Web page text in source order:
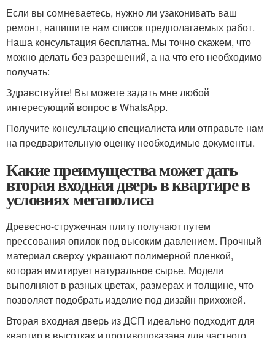
Если вы сомневаетесь, нужно ли узаконивать ваш
ремонт, напишите нам список предполагаемых работ.
Наша консультация бесплатна. Мы точно скажем, что
можно делать без разрешений, а на что его необходимо
получать:
Здравствуйте! Вы можете задать мне любой
интересующий вопрос в WhatsApp.
Получите консультацию специалиста или отправьте нам
на предварительную оценку необходимые документы.
Какие преимущества может дать
вторая входная дверь в квартире в
условиях мегаполиса
Древесно-стружечная плиту получают путем
прессования опилок под высоким давлением. Прочный
материал сверху украшают полимерной пленкой,
которая имитирует натуральное сырье. Модели
выполняют в разных цветах, размерах и толщине, что
позволяет подобрать изделие под дизайн прихожей.
Вторая входная дверь из ДСП идеально подходит для